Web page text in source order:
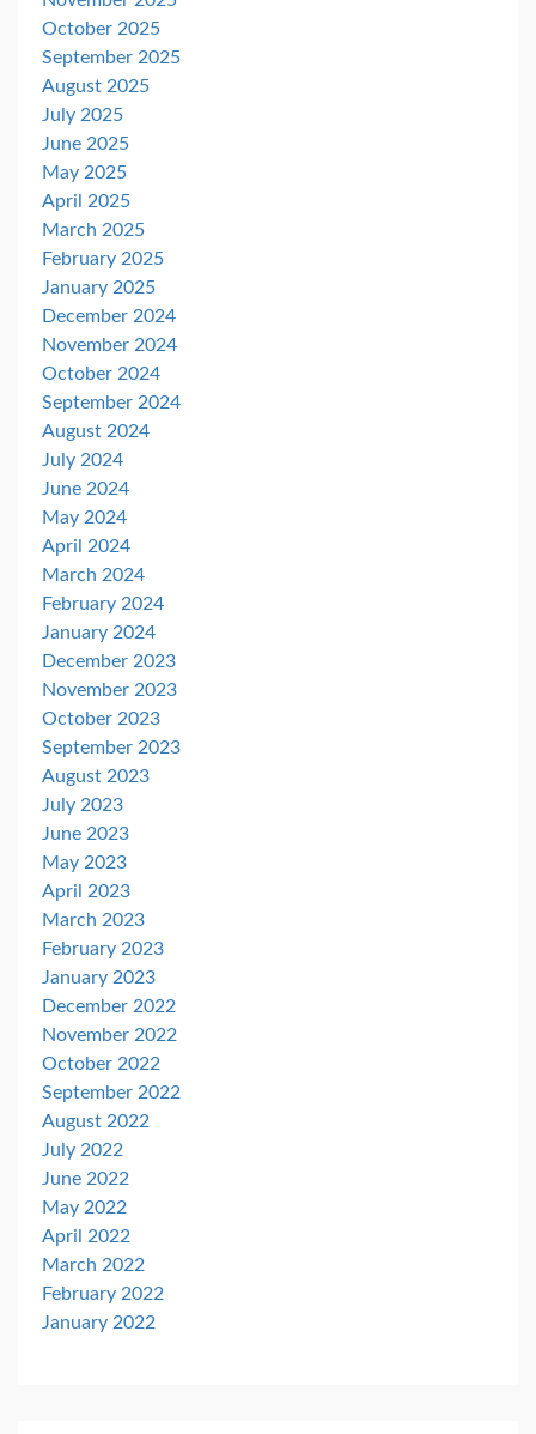
October 2025
September 2025
August 2025
July 2025
June 2025
May 2025
April 2025
March 2025
February 2025
January 2025
December 2024
November 2024
October 2024
September 2024
August 2024
July 2024
June 2024
May 2024
April 2024
March 2024
February 2024
January 2024
December 2023
November 2023
October 2023
September 2023
August 2023
July 2023
June 2023
May 2023
April 2023
March 2023
February 2023
January 2023
December 2022
November 2022
October 2022
September 2022
August 2022
July 2022
June 2022
May 2022
April 2022
March 2022
February 2022
January 2022